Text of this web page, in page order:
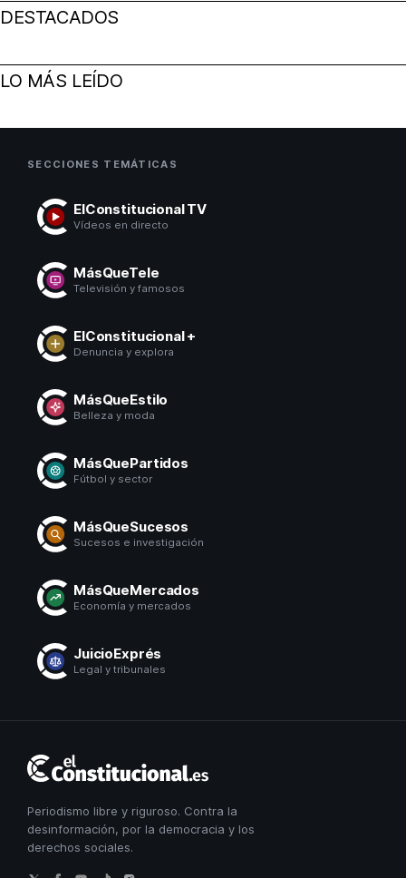
DESTACADOS
LO MÁS LEÍDO
SECCIONES TEMÁTICAS
ElConstitucional TV
Vídeos en directo
MásQueTele
Televisión y famosos
ElConstitucional +
Denuncia y explora
MásQueEstilo
Belleza y moda
MásQuePartidos
Fútbol y sector
MásQueSucesos
Sucesos e investigación
MásQueMercados
Economía y mercados
JuicioExprés
Legal y tribunales
Constitucional
Periodismo libre y riguroso. Contra la
desinformación, por la democracia y los
derechos sociales.